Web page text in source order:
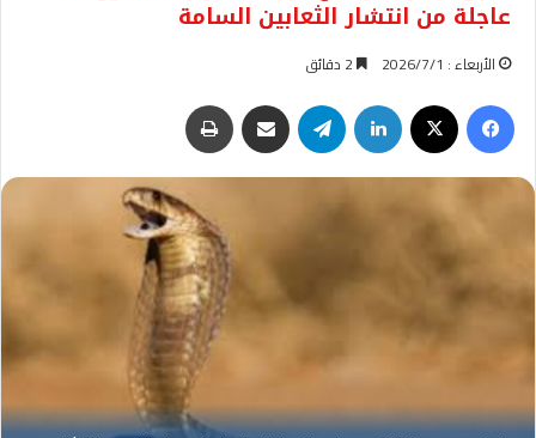
عاجلة من انتشار الثعابين السامة
الأربعاء : 2026/7/1
فيسبوك لينكدإن تيلقرام مشاركة عبر البريد